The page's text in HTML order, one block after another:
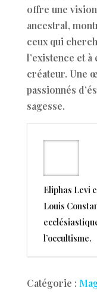
offre une
ancestral,
ceux qui
l’existence et
créateur. Une
passionnés
sagesse.
Eliphas Levi
Louis
l’occultisme.
Catégorie :